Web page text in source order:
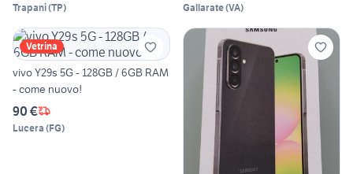
Trapani(TP) Gallarate(VA)
Vetrina
vivo Y29s 5G - 128GB / 6GB RAM
- come nuovo!
90 €
Lucera (FG)